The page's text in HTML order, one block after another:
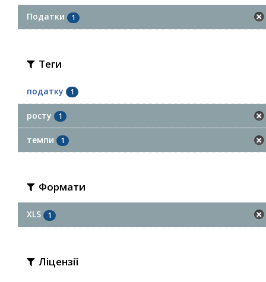
Податки 1
Теги
податку 1
росту 1
темпи 1
Формати
XLS 1
Ліцензії